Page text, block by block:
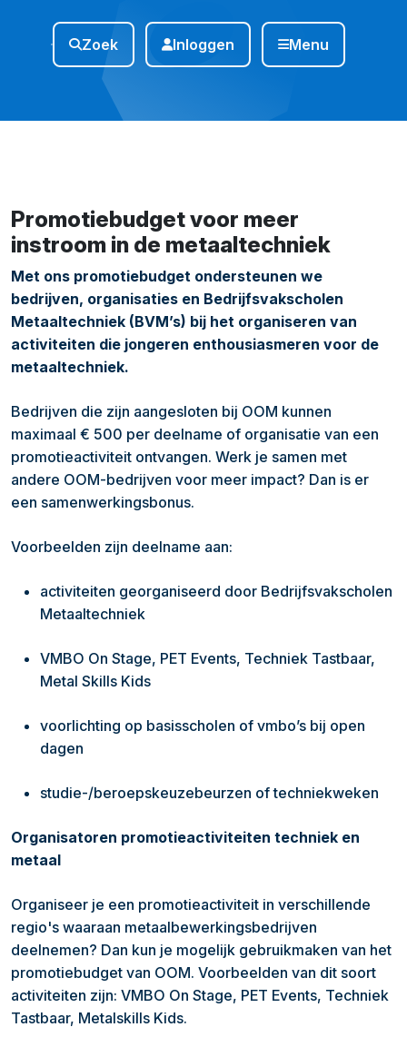
Zoek Inloggen Menu
Promotiebudget voor meer
instroom in de metaaltechniek
Met ons promotiebudget ondersteunen we
bedrijven, organisaties en Bedrijfsvakscholen
Metaaltechniek (BVM’s) bij het organiseren van
activiteiten die jongeren enthousiasmeren voor de
metaaltechniek.
Bedrijven die zijn aangesloten bij OOM kunnen
maximaal € 500 per deelname of organisatie van een
promotieactiviteit ontvangen. Werk je samen met
andere OOM-bedrijven voor meer impact? Dan is er
een samenwerkingsbonus.
Voorbeelden zijn deelname aan:
activiteiten georganiseerd door Bedrijfsvakscholen
Metaaltechniek
VMBO On Stage, PET Events, Techniek Tastbaar,
Metal Skills Kids
voorlichting op basisscholen of vmbo’s bij open
dagen
studie-/beroepskeuzebeurzen of techniekweken
Organisatoren promotieactiviteiten techniek en
metaal
Organiseer je een promotieactiviteit in verschillende
regio's waaraan metaalbewerkingsbedrijven
deelnemen? Dan kun je mogelijk gebruikmaken van het
promotiebudget van OOM. Voorbeelden van dit soort
activiteiten zijn: VMBO On Stage, PET Events, Techniek
Tastbaar, Metalskills Kids.